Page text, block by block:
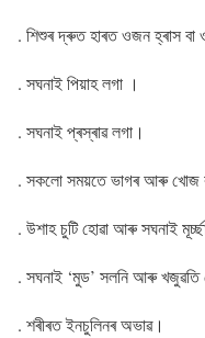
. শিশুৰ দ্ৰুত হাৰত ওজন হ্ৰাস বা
. সঘনাই পিয়াহ লগা ।
. সঘনাই প্ৰস্ৰাৱ লগা।
. সকলো সময়তে ভাগৰ আৰু খোজ
. উশাহ চুটি হোৱা আৰু সঘনাই
. সঘনাই ‘মুড’ সলনি আৰু খজুৱতি
. শৰীৰত ইনচুলিনৰ অভাৱ।